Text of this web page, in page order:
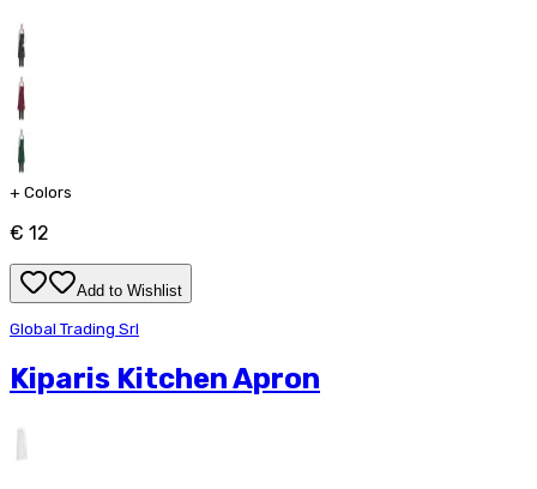
+ Colors
€ 12
Add to Wishlist
Global Trading Srl
Kiparis Kitchen Apron